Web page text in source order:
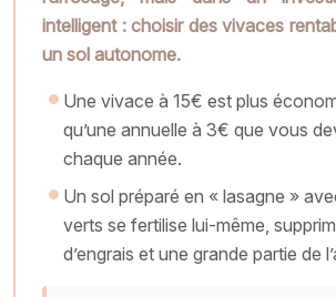
intelligent : choisir des vivaces
un sol autonome.
Une vivace à 15€ est plus
qu’une annuelle à 3€ que vous
chaque année.
Un sol préparé en « lasagne »
verts se fertilise lui-même,
d’engrais et une grande partie de